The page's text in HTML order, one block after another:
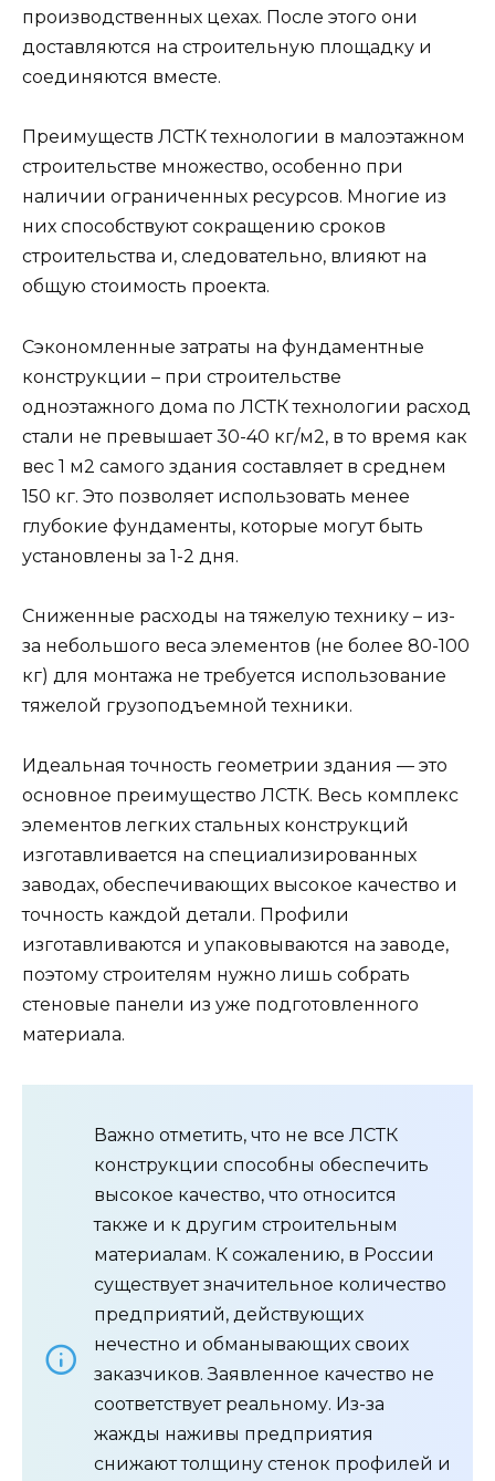
производственных цехах. После этого они
доставляются на строительную площадку и
соединяются вместе.
Преимуществ ЛСТК технологии в малоэтажном
строительстве множество, особенно при
наличии ограниченных ресурсов. Многие из
них способствуют сокращению сроков
строительства и, следовательно, влияют на
общую стоимость проекта.
Сэкономленные затраты на фундаментные
конструкции – при строительстве
одноэтажного дома по ЛСТК технологии расход
стали не превышает 30-40 кг/м2, в то время как
вес 1 м2 самого здания составляет в среднем
150 кг. Это позволяет использовать менее
глубокие фундаменты, которые могут быть
установлены за 1-2 дня.
Сниженные расходы на тяжелую технику – из-
за небольшого веса элементов (не более 80-100
кг) для монтажа не требуется использование
тяжелой грузоподъемной техники.
Идеальная точность геометрии здания — это
основное преимущество ЛСТК. Весь комплекс
элементов легких стальных конструкций
изготавливается на специализированных
заводах, обеспечивающих высокое качество и
точность каждой детали. Профили
изготавливаются и упаковываются на заводе,
поэтому строителям нужно лишь собрать
стеновые панели из уже подготовленного
материала.
Важно отметить, что не все ЛСТК
конструкции способны обеспечить
высокое качество, что относится
также и к другим строительным
материалам. К сожалению, в России
существует значительное количество
предприятий, действующих
нечестно и обманывающих своих
заказчиков. Заявленное качество не
соответствует реальному. Из-за
жажды наживы предприятия
снижают толщину стенок профилей и